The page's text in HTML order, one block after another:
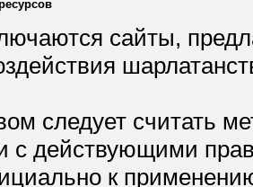
сайты,
следует считать
с действующими
к